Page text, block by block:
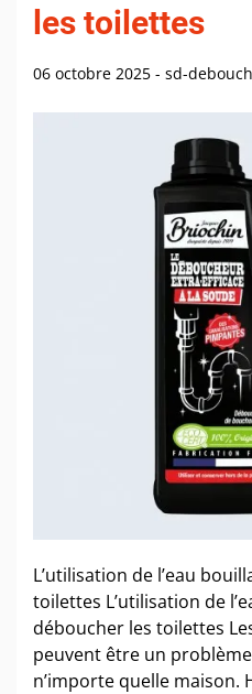
les toilettes
06 octobre 2025 - sd-
L’utilisation de l’eau
toilettes L’utilisation de
déboucher les toilettes
peuvent être un
n’importe quelle maison.